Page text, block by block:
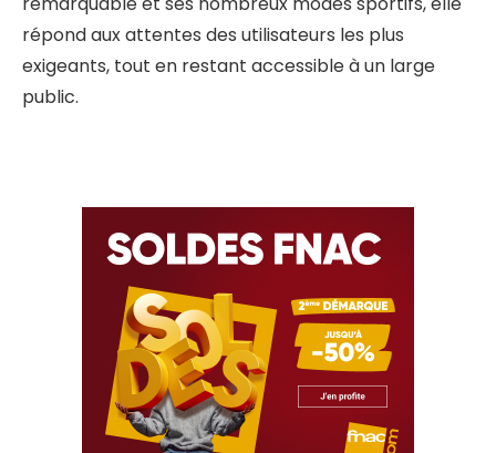
répond aux attentes des utilisateurs les plus
exigeants, tout en restant accessible à un large
public.